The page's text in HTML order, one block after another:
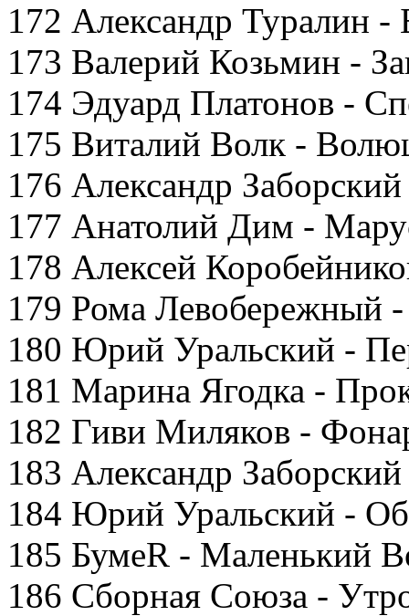
172 Александр Туралин -
173 Валерий Козьмин -
174 Эдуард Платонов -
175 Виталий Волк -
176 Александр
177 Анатолий Дим -
178 Алексей
179 Рома Левобережный
180 Юрий Уральский -
181 Марина Ягодка -
182 Гиви Миляков -
183 Александр
184 Юрий Уральский -
185 БумеR - Маленький
186 Сборная Союза -